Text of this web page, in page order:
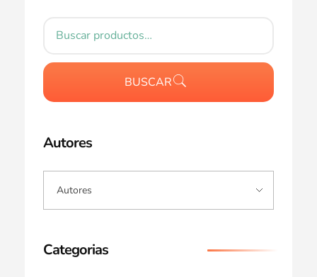
BUSCAR
Autores
Categorias